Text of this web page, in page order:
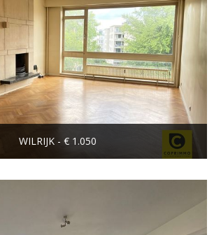
WILRIJK - € 1.050